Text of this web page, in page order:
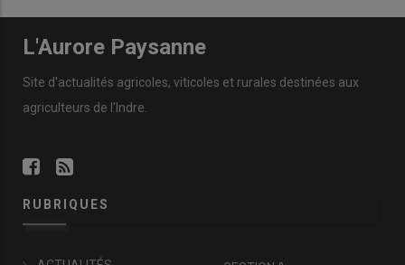
L'Aurore Paysanne
Site d'actualités agricoles, viticoles et rurales destinées aux
agriculteurs de l'Indre.
RUBRIQUES